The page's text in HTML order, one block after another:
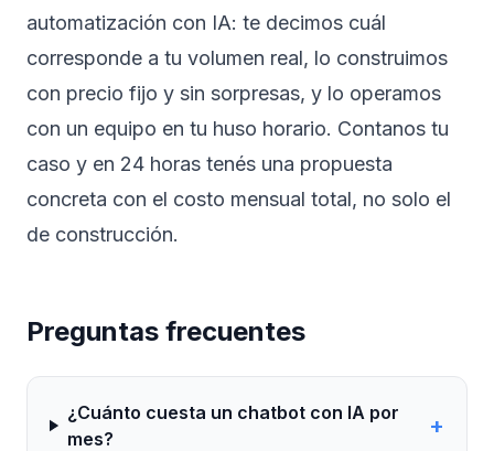
automatización con IA: te decimos cuál
corresponde a tu volumen real, lo construimos
con precio fijo y sin sorpresas, y lo operamos
con un equipo en tu huso horario. Contanos tu
caso y en 24 horas tenés una propuesta
concreta con el costo mensual total, no solo el
de construcción.
Preguntas frecuentes
¿Cuánto cuesta un chatbot con IA por
mes?
+